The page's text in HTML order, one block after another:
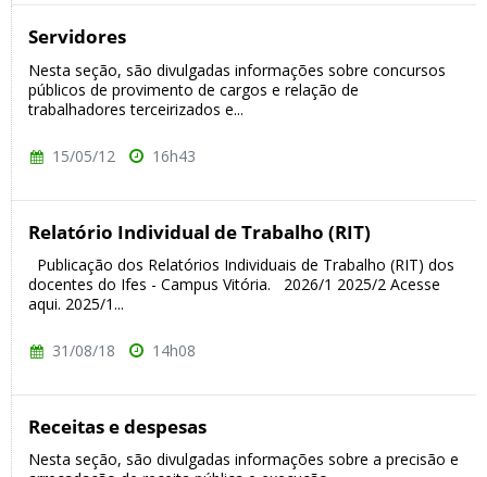
Servidores
Nesta seção, são divulgadas informações sobre concursos
públicos de provimento de cargos e relação de
trabalhadores terceirizados e...
15/05/12 16h43
Relatório Individual de Trabalho (RIT)
Publicação dos Relatórios Individuais de Trabalho (RIT) dos
docentes do Ifes - Campus Vitória. 2026/1 2025/2 Acesse
aqui. 2025/1...
31/08/18 14h08
Receitas e despesas
Nesta seção, são divulgadas informações sobre a precisão e